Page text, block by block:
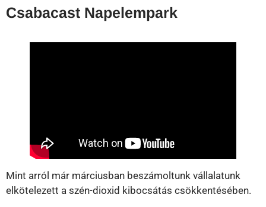
Csabacast Napelempark
Mint arról már márciusban beszámoltunk vállalatunk
elkötelezett a szén-dioxid kibocsátás csökkentésében.